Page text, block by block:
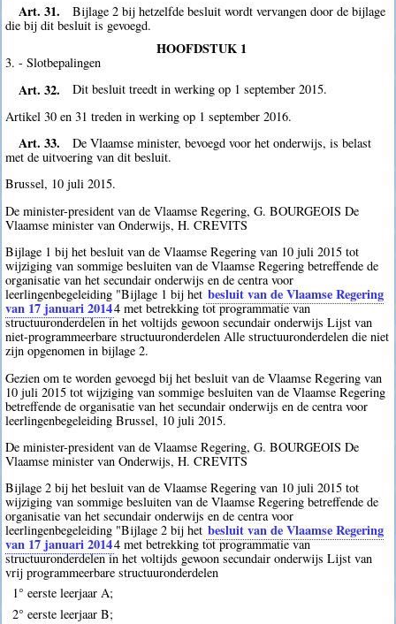
Art. 31.
Bijlage 2 bij hetzelfde besluit wordt vervangen door de bijlage
die bij dit besluit is gevoegd.
HOOFDSTUK 1
3. - Slotbepalingen
Art. 32.
Dit besluit treedt in werking op 1 september 2015.
Artikel 30 en 31 treden in werking op 1 september 2016.
Art. 33.
De Vlaamse minister, bevoegd voor het onderwijs, is belast
met de uitvoering van dit besluit.
Brussel, 10 juli 2015.
De minister-president van de Vlaamse Regering, G. BOURGEOIS De
Vlaamse minister van Onderwijs, H. CREVITS
Bijlage 1 bij het besluit van de Vlaamse Regering van 10 juli 2015 tot
wijziging van sommige besluiten van de Vlaamse Regering betreffende de
organisatie van het secundair onderwijs en de centra voor
leerlingenbegeleiding "Bijlage 1 bij het besluit van de Vlaamse Regering
van 17 januari 20144 met betrekking tot programmatie van
structuuronderdelen in het voltijds gewoon secundair onderwijs Lijst van
niet-programmeerbare structuuronderdelen Alle structuuronderdelen die niet
zijn opgenomen in bijlage 2.
Gezien om te worden gevoegd bij het besluit van de Vlaamse Regering van
10 juli 2015 tot wijziging van sommige besluiten van de Vlaamse Regering
betreffende de organisatie van het secundair onderwijs en de centra voor
leerlingenbegeleiding Brussel, 10 juli 2015.
De minister-president van de Vlaamse Regering, G. BOURGEOIS De
Vlaamse minister van Onderwijs, H. CREVITS
Bijlage 2 bij het besluit van de Vlaamse Regering van 10 juli 2015 tot
wijziging van sommige besluiten van de Vlaamse Regering betreffende de
organisatie van het secundair onderwijs en de centra voor
leerlingenbegeleiding "Bijlage 2 bij het besluit van de Vlaamse Regering
van 17 januari 20144 met betrekking tot programmatie van
structuuronderdelen in het voltijds gewoon secundair onderwijs Lijst van
vrij programmeerbare structuuronderdelen
1° eerste leerjaar A;
2° eerste leerjaar B;